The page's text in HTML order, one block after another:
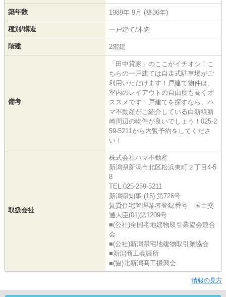
築年数 1989年 9月 (築36年)
種別/構造 一戸建て/木造
階建 2階建
備考
「田中貸家」のここがイチオシ！こ
ちらの一戸建ては自走式駐車場がご
利用いただけます！戸建て物件は、
室内のレイアウトの自由度も高くオ
ススメです！戸建てを探すなら、ハ
マ不動産がご紹介している白新線新
崎周辺の物件が良いでしょう！025-2
59-5211から内覧予約をしてくださ
い！
取扱会社
株式会社ハマ不動産
新潟県新潟市北区松浜東町２丁目4-5
8
TEL:025-259-5211
新潟県知事 (15) 第726号
賃貸住宅管理業者登録番号 国土交
通大臣(01)第1209号
■(公社)全国宅地建物取引業協会連合
会
■(公社)新潟県宅地建物取引業協会
■新潟商工会議所
■(協)北新潟商工振興会
情報の見方